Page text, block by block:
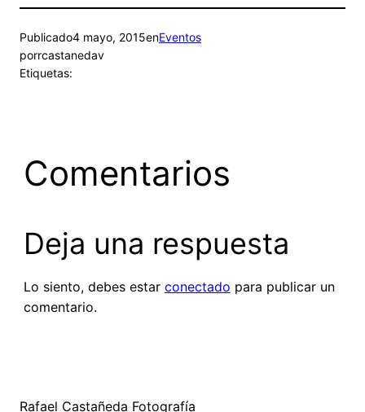
Publicado4 mayo, 2015enEventos
porrcastanedav
Etiquetas:
Comentarios
Deja una respuesta
Lo siento, debes estar conectado para publicar un
comentario.
Rafael Castañeda Fotografía